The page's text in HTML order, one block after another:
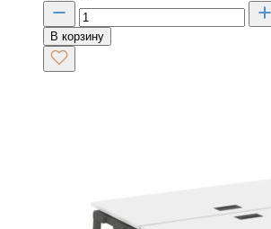
В корзину